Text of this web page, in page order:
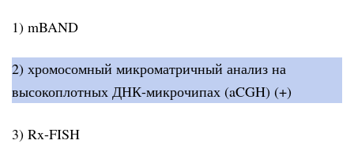
1) mBAND
2) хромосомный микроматричный анализ на
высокоплотных ДНК-микрочипах (aCGH) (+)
3) Rx-FISH